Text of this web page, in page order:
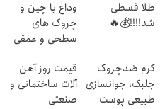
طلا قسطی
شد!!!!💰🔥
وداع با چین و
چروک های
سطحی و عمقی
کرم ضدچروک
جلبک، جوانسازی
طبیعی پوست
قیمت روز آهن
آلات ساختمانی و
صنعتی